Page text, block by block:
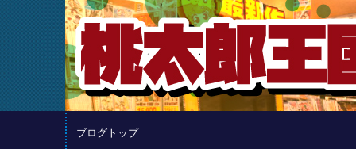
ブログトップ